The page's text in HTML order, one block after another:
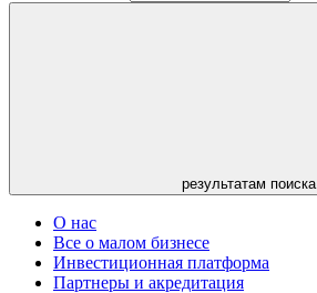
результатам поиска
О нас
Все о малом бизнесе
Инвестиционная платформа
Партнеры и акредитация